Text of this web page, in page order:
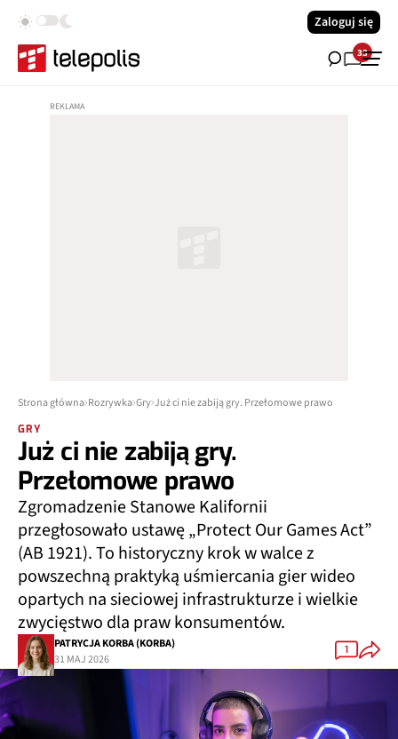
Zaloguj się
33
Strona główna Rozrywka Gry Już ci nie zabiją gry. Przełomowe prawo
GRY
Już ci nie zabiją gry.
Przełomowe prawo
Zgromadzenie Stanowe Kalifornii
przegłosowało ustawę „Protect Our Games Act”
(AB 1921). To historyczny krok w walce z
powszechną praktyką uśmiercania gier wideo
opartych na sieciowej infrastrukturze i wielkie
zwycięstwo dla praw konsumentów.
PATRYCJA KORBA (KORBA)
31 MAJ 2026
1